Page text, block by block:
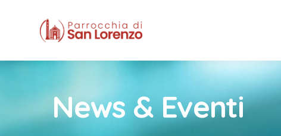
News & Eventi